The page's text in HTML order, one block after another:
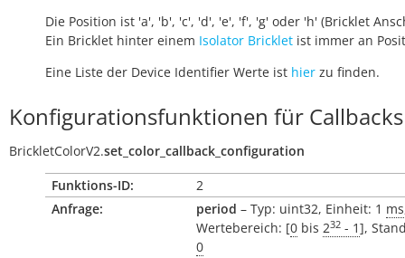
Die Position ist 'a', 'b', 'c', 'd', 'e', 'f', 'g' oder 'h' (Bricklet
Ein Bricklet hinter einem Isolator Bricklet ist immer an
Eine Liste der Device Identifier Werte ist hier zu finden.
Konfigurationsfunktionen für Callbacks
BrickletColorV2.set_color_callback_configuration
Funktions-ID:
2
Anfrage:
period – Typ: uint32, Einheit: 1 ms
Wertebereich: [0 bis 232 - 1],
0